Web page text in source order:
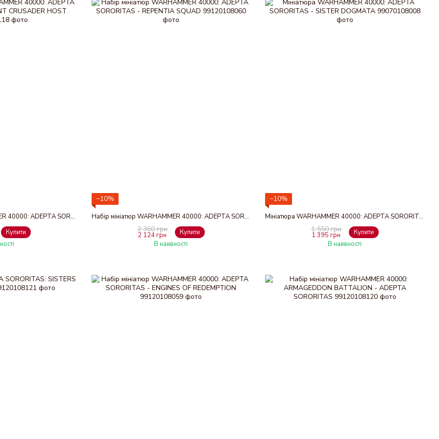
Набір мініатюр WARHAMMER 40000: ADEPTA SORORITAS - PENITENT CRUSADER HOST
Купити
−10%
Набір мініатюр WARHAMMER 40000: ADEPTA SORORITAS - REPENTIA SQUAD
2 360 грн
2 124 грн
Купити
В наявності
−10%
Мініатюра WARHAMMER 40000: ADEPTA SORORITAS - SISTER DOGMATA
1 550 грн
1 395 грн
Купити
В наявності